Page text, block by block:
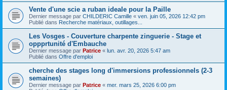
Vente d'une scie a ruban ideale pour la Paille
Dernier message par CHILDERIC Camille « ven. juin 05, 2026 12:42 pm
Publié dans Recherche matériaux, outillages...
Les Vosges - Couverture charpente zinguerie - Stage et
oppprtunité d'Embauche
Dernier message par Patrice « lun. avr. 20, 2026 5:47 am
Publié dans Offre d'emploi
cherche des stages long d'immersions professionnels (2-3
semaines)
Dernier message par Patrice « mer. mars 25, 2026 6:00 pm